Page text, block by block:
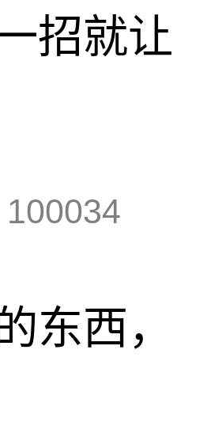
招就让
100034
东西，